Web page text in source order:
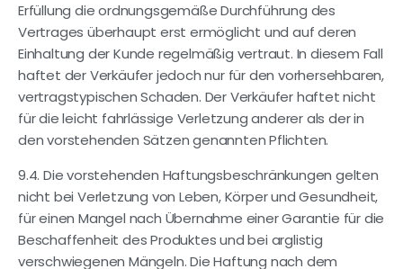
Erfüllung die ordnungsgemäße Durchführung des
Vertrages überhaupt erst ermöglicht und auf deren
Einhaltung der Kunde regelmäßig vertraut. In diesem Fall
haftet der Verkäufer jedoch nur für den vorhersehbaren,
vertragstypischen Schaden. Der Verkäufer haftet nicht
für die leicht fahrlässige Verletzung anderer als der in
den vorstehenden Sätzen genannten Pflichten.
9.4. Die vorstehenden Haftungsbeschränkungen gelten
nicht bei Verletzung von Leben, Körper und Gesundheit,
für einen Mangel nach Übernahme einer Garantie für die
Beschaffenheit des Produktes und bei arglistig
verschwiegenen Mängeln. Die Haftung nach dem